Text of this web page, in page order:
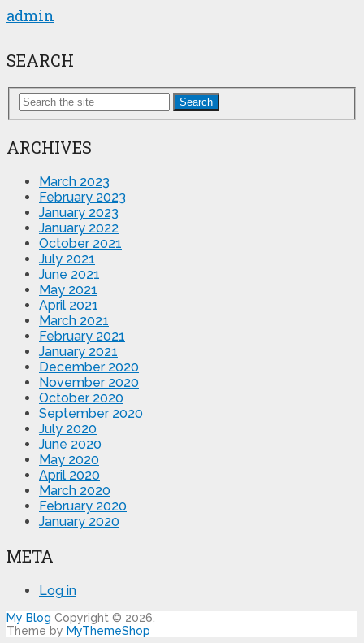
admin
SEARCH
Search
ARCHIVES
March 2023
February 2023
January 2023
January 2022
October 2021
July 2021
June 2021
May 2021
April 2021
March 2021
February 2021
January 2021
December 2020
November 2020
October 2020
September 2020
July 2020
June 2020
May 2020
April 2020
March 2020
February 2020
January 2020
META
Log in
My Blog Copyright © 2026.
Theme by MyThemeShop